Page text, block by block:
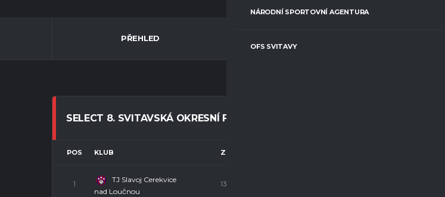
NÁRODNÍ SPORTOVNÍ AGENTURA
OFS SVITAVY
PŘEHLED
SELECT 8. SVITAVSKÁ OKRESNÍ FOTBALOVÁ LIGA
POS KLUB Z
1
TJ Slavoj Cerekvice
nad Loučnou
13